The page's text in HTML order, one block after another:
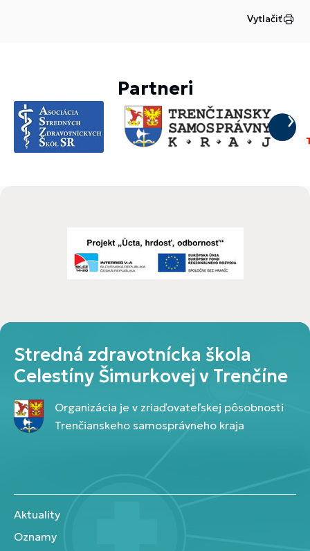
Vytlačiť
Partneri
Stredná zdravotnícka škola
Celestíny Šimurkovej v Trenčíne
Organizácia je v zriaďovateľskej pôsobnosti
Trenčianskeho samosprávneho kraja
Aktuality
Oznamy